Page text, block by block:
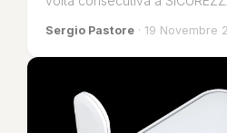
Sergio Pastore · 19 Novembre